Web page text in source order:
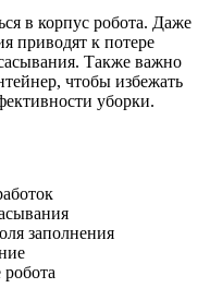
в корпус робота. Даже
приводят к потере
Также важно
чтобы избежать
уборки.
заполнения